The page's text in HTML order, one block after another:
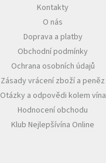
Kontakty
O nás
Doprava a platby
Obchodní podmínky
Ochrana osobních údajů
Zásady vrácení zboží a peněz
Otázky a odpovědi kolem vína
Hodnocení obchodu
Klub Nejlepšívína Online